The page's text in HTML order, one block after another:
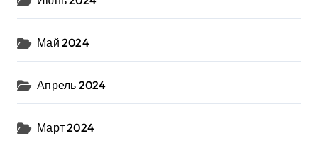
Май 2024
Апрель 2024
Март 2024